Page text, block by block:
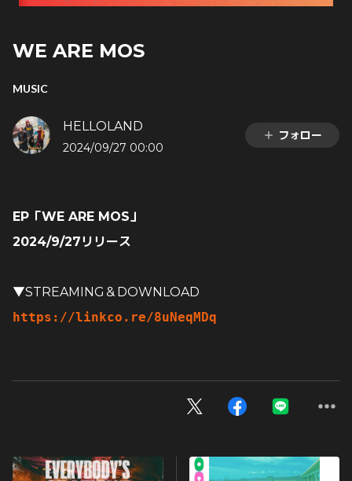
WE ARE MOS
MUSIC
HELLOLAND
2024/09/27 00:00
フォロー
EP「WE ARE MOS」
2024/9/27リリース
▼STREAMING＆DOWNLOAD
https://linkco.re/8uNeqMDq